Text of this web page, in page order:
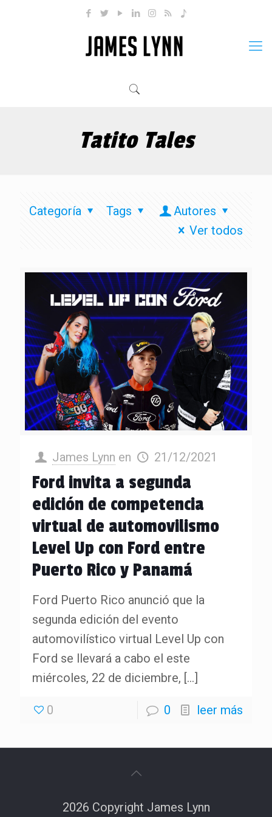
Tatito Tales
Categoría Tags
Autores
Ver todos
James Lynn en 21/12/2021
Ford invita a segunda
edición de competencia
virtual de automovilismo
Level Up con Ford entre
Puerto Rico y Panamá
Ford Puerto Rico anunció que la
segunda edición del evento
automovilístico virtual Level Up con
Ford se llevará a cabo el este
miércoles, 22 de diciembre, […]
0 0 leer más
2026 Copyright James Lynn